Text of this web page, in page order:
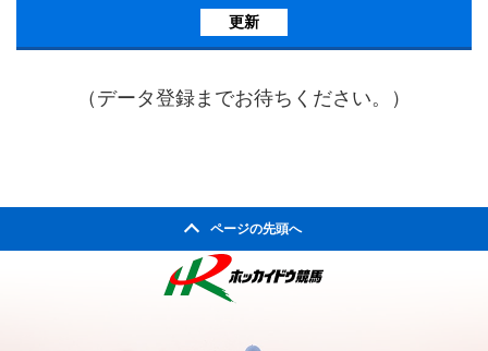
更新
（データ登録までお待ちください。）
ページの先頭へ